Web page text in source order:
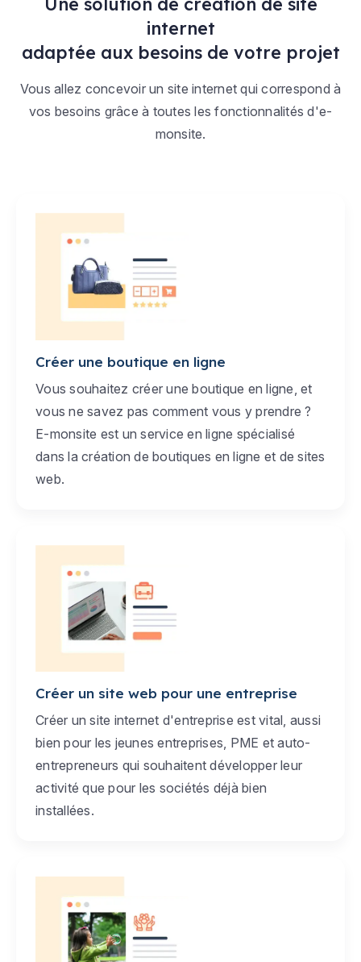
internet
adaptée aux besoins de votre projet
Vous allez concevoir un site internet qui correspond à
vos besoins grâce à toutes les fonctionnalités d'e-
monsite.
Créer une boutique en ligne
Vous souhaitez créer une boutique en ligne, et
vous ne savez pas comment vous y prendre ?
E-monsite est un service en ligne spécialisé
dans la création de boutiques en ligne et de sites
web.
Créer un site web pour une entreprise
Créer un site internet d'entreprise est vital, aussi
bien pour les jeunes entreprises, PME et auto-
entrepreneurs qui souhaitent développer leur
activité que pour les sociétés déjà bien
installées.